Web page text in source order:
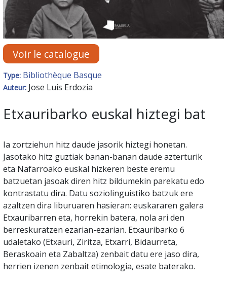
Voir le catalogue
Type: Bibliothèque Basque
Auteur: Jose Luis Erdozia
Etxauribarko euskal hiztegi bat
Ia zortziehun hitz daude jasorik hiztegi honetan.
Jasotako hitz guztiak banan-banan daude azterturik
eta Nafarroako euskal hizkeren beste eremu
batzuetan jasoak diren hitz bildumekin parekatu edo
kontrastatu dira. Datu soziolinguistiko batzuk ere
azaltzen dira liburuaren hasieran: euskararen galera
Etxauribarren eta, horrekin batera, nola ari den
berreskuratzen ezarian-ezarian. Etxauribarko 6
udaletako (Etxauri, Ziritza, Etxarri, Bidaurreta,
Beraskoain eta Zabaltza) zenbait datu ere jaso dira,
herrien izenen zenbait etimologia, esate baterako.